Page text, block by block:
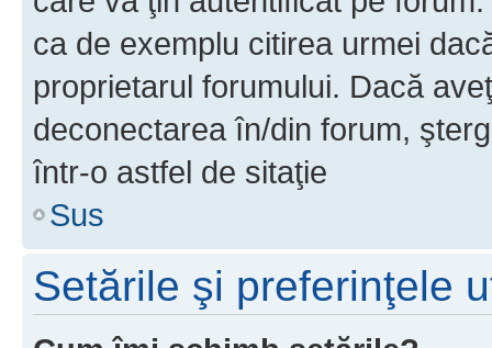
ca de exemplu citirea urmei
proprietarul forumului. Dacă
deconectarea în/din forum,
într-o astfel de sitaţie
Sus
Setările şi preferinţele